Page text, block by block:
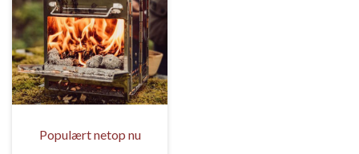
Populært netop nu